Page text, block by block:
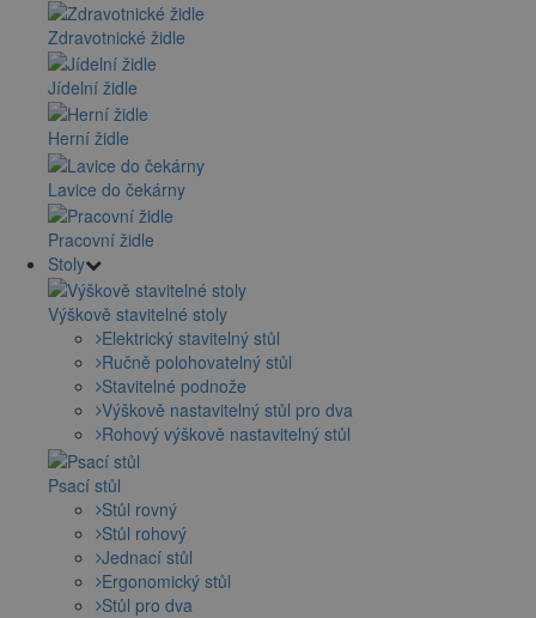
Zdravotnické židle
Jídelní židle
Herní židle
Lavice do čekárny
Pracovní židle
Stoly
Výškově stavitelné stoly
Elektrický stavitelný stůl
Ručně polohovatelný stůl
Stavitelné podnože
Výškově nastavitelný stůl pro dva
Rohový výškově nastavitelný stůl
Psací stůl
Stůl rovný
Stůl rohový
Jednací stůl
Ergonomický stůl
Stůl pro dva